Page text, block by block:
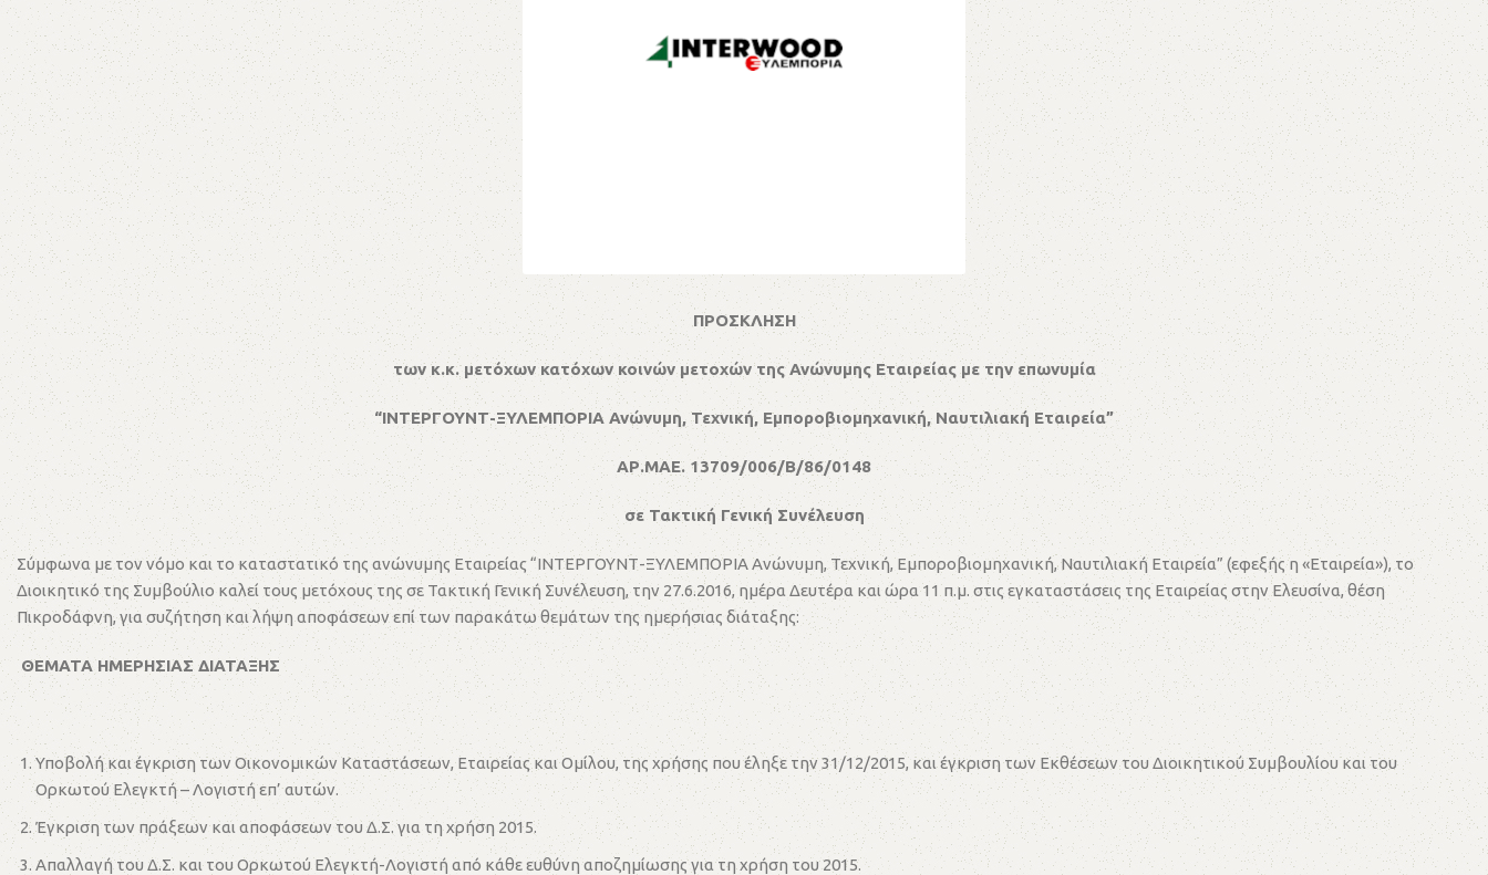
ΠΡΟΣΚΛΗΣΗ
των κ.κ. μετόχων κατόχων κοινών μετοχών της Ανώνυμης Εταιρείας με την επωνυμία
“ΙΝΤΕΡΓΟΥΝΤ-ΞΥΛΕΜΠΟΡΙΑ Ανώνυμη, Τεχνική, Εμποροβιομηχανική, Ναυτιλιακή Εταιρεία”
ΑΡ.ΜΑΕ. 13709/006/Β/86/0148
σε Τακτική Γενική Συνέλευση
Σύμφωνα με τον νόμο και το καταστατικό της ανώνυμης Εταιρείας “ΙΝΤΕΡΓΟΥΝΤ-ΞΥΛΕΜΠΟΡΙΑ Ανώνυμη, Τεχνική, Εμποροβιομηχανική, Ναυτιλιακή Εταιρεία” (εφεξής η «Εταιρεία»), το
Διοικητικό της Συμβούλιο καλεί τους μετόχους της σε Τακτική Γενική Συνέλευση, την 27.6.2016, ημέρα Δευτέρα και ώρα 11 π.μ. στις εγκαταστάσεις της Εταιρείας στην Ελευσίνα, θέση
Πικροδάφνη, για συζήτηση και λήψη αποφάσεων επί των παρακάτω θεμάτων της ημερήσιας διάταξης:
ΘΕΜΑΤΑ ΗΜΕΡΗΣΙΑΣ ΔΙΑΤΑΞΗΣ
Υποβολή και έγκριση των Οικονομικών Καταστάσεων, Εταιρείας και Ομίλου, της χρήσης που έληξε την 31/12/2015, και έγκριση των Εκθέσεων του Διοικητικού Συμβουλίου και του
Ορκωτού Ελεγκτή – Λογιστή επ’ αυτών.
Έγκριση των πράξεων και αποφάσεων του Δ.Σ. για τη χρήση 2015.
Απαλλαγή του Δ.Σ. και του Ορκωτού Ελεγκτή-Λογιστή από κάθε ευθύνη αποζημίωσης για τη χρήση του 2015.